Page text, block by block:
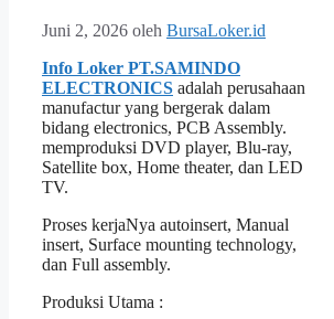
Juni 2, 2026 oleh BursaLoker.id
Info Loker PT.SAMINDO
ELECTRONICS adalah perusahaan
manufactur yang bergerak dalam
bidang electronics, PCB Assembly.
memproduksi DVD player, Blu-ray,
Satellite box, Home theater, dan LED
TV.
Proses kerjaNya autoinsert, Manual
insert, Surface mounting technology,
dan Full assembly.
Produksi Utama :